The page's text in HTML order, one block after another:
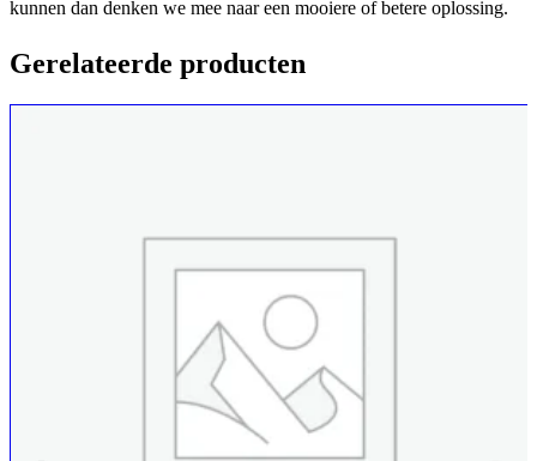
kunnen dan denken we mee naar een mooiere of betere oplossing.
Gerelateerde producten